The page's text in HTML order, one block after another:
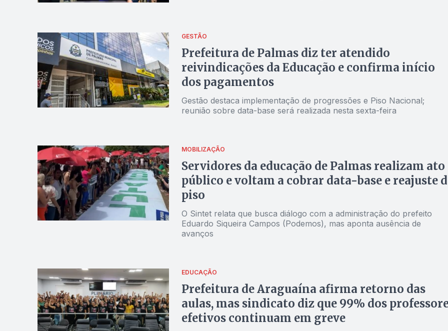
GESTÃO
Prefeitura de Palmas diz ter atendido
reivindicações da Educação e confirma início
dos pagamentos
Gestão destaca implementação de progressões e Piso Nacional;
reunião sobre data-base será realizada nesta sexta-feira
MOBILIZAÇÃO
Servidores da educação de Palmas realizam ato
público e voltam a cobrar data-base e reajuste
piso
O Sintet relata que busca diálogo com a administração do prefeito
Eduardo Siqueira Campos (Podemos), mas aponta ausência de
avanços
EDUCAÇÃO
Prefeitura de Araguaína afirma retorno das
aulas, mas sindicato diz que 99% dos
efetivos continuam em greve